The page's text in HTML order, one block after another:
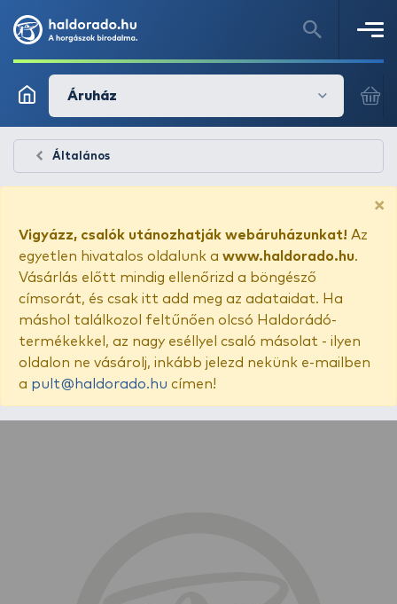
Áruház
Általános
×
Vigyázz, csalók utánozhatják webáruházunkat! Az
egyetlen hivatalos oldalunk a www.haldorado.hu.
Vásárlás előtt mindig ellenőrizd a böngésző
címsorát, és csak itt add meg az adataidat. Ha
máshol találkozol feltűnően olcsó Haldorádó-
termékekkel, az nagy eséllyel csaló másolat - ilyen
oldalon ne vásárolj, inkább jelezd nekünk e-mailben
a pult@haldorado.hu címen!